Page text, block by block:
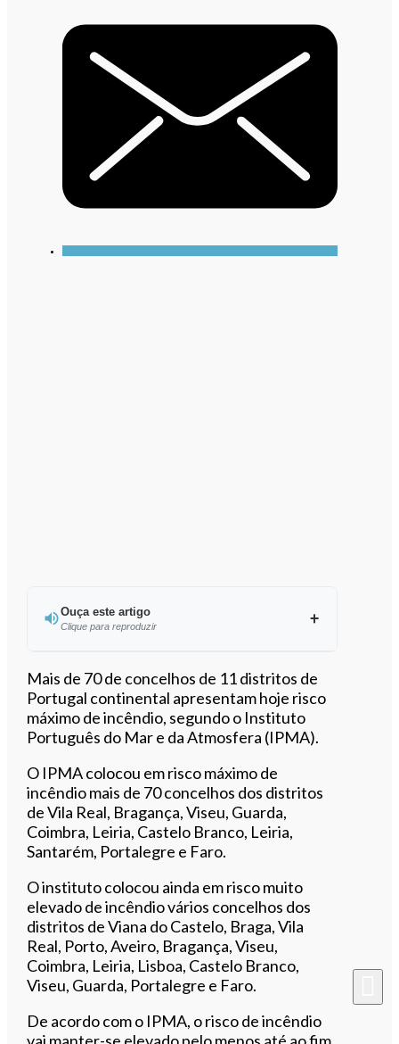
Ouça este artigo
Clique para reproduzir
Ouvir este artigo
Mais de 70 de concelhos de 11 distritos de
Portugal continental apresentam hoje risco
máximo de incêndio, segundo o Instituto
Português do Mar e da Atmosfera (IPMA).
O IPMA colocou em risco máximo de
incêndio mais de 70 concelhos dos distritos
de Vila Real, Bragança, Viseu, Guarda,
Coimbra, Leiria, Castelo Branco, Leiria,
Santarém, Portalegre e Faro.
O instituto colocou ainda em risco muito
elevado de incêndio vários concelhos dos
distritos de Viana do Castelo, Braga, Vila
Real, Porto, Aveiro, Bragança, Viseu,
Coimbra, Leiria, Lisboa, Castelo Branco,
Viseu, Guarda, Portalegre e Faro.
De acordo com o IPMA, o risco de incêndio